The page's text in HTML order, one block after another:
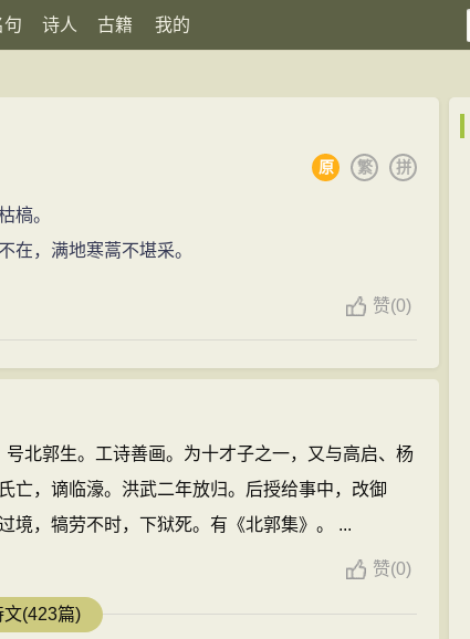
句 诗人 古籍 我的
拼
繁
原
槁。
在，满地寒蒿不堪采。
赞(0)
北郭生。工诗善画。为十才子之一，又与高启、杨
亡，谪临濠。洪武二年放归。后授给事中，改御
境，犒劳不时，下狱死。有《北郭集》。 ...
赞(0)
(423篇)